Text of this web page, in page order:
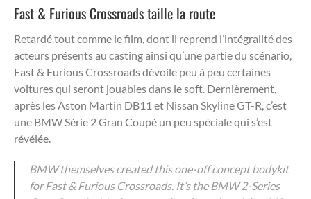
Fast & Furious Crossroads taille la route
Retardé tout comme le film, dont il reprend l’intégralité des
acteurs présents au casting ainsi qu’une partie du scénario,
Fast & Furious Crossroads dévoile peu à peu certaines
voitures qui seront jouables dans le soft. Dernièrement,
après les Aston Martin DB11 et Nissan Skyline GT-R, c’est
une BMW Série 2 Gran Coupé un peu spéciale qui s’est
révélée.
BMW themselves created this one-off concept bodykit
for Fast & Furious Crossroads. It’s the BMW 2-Series